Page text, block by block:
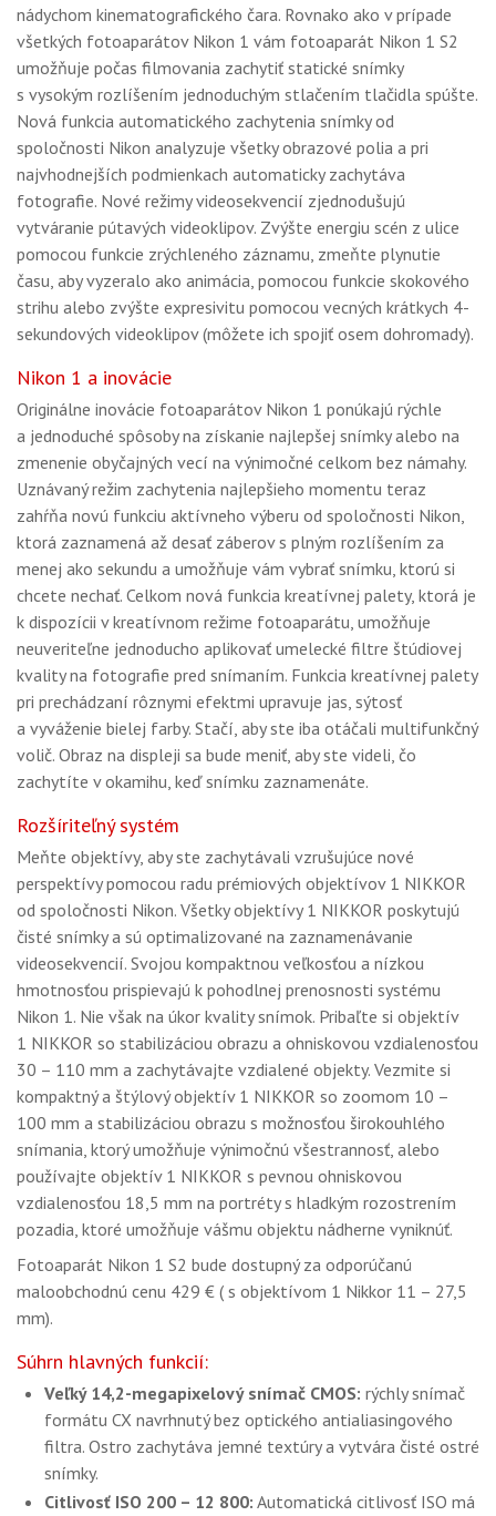
nádychom kinematografického čara. Rovnako ako v prípade
všetkých fotoaparátov Nikon 1 vám fotoaparát Nikon 1 S2
umožňuje počas filmovania zachytiť statické snímky
s vysokým rozlíšením jednoduchým stlačením tlačidla spúšte.
Nová funkcia automatického zachytenia snímky od
spoločnosti Nikon analyzuje všetky obrazové polia a pri
najvhodnejších podmienkach automaticky zachytáva
fotografie. Nové režimy videosekvencií zjednodušujú
vytváranie pútavých videoklipov. Zvýšte energiu scén z ulice
pomocou funkcie zrýchleného záznamu, zmeňte plynutie
času, aby vyzeralo ako animácia, pomocou funkcie skokového
strihu alebo zvýšte expresivitu pomocou vecných krátkych 4-
sekundových videoklipov (môžete ich spojiť osem dohromady).
Nikon 1 a inovácie
Originálne inovácie fotoaparátov Nikon 1 ponúkajú rýchle
a jednoduché spôsoby na získanie najlepšej snímky alebo na
zmenenie obyčajných vecí na výnimočné celkom bez námahy.
Uznávaný režim zachytenia najlepšieho momentu teraz
zahŕňa novú funkciu aktívneho výberu od spoločnosti Nikon,
ktorá zaznamená až desať záberov s plným rozlíšením za
menej ako sekundu a umožňuje vám vybrať snímku, ktorú si
chcete nechať. Celkom nová funkcia kreatívnej palety, ktorá je
k dispozícii v kreatívnom režime fotoaparátu, umožňuje
neuveriteľne jednoducho aplikovať umelecké filtre štúdiovej
kvality na fotografie pred snímaním. Funkcia kreatívnej palety
pri prechádzaní rôznymi efektmi upravuje jas, sýtosť
a vyváženie bielej farby. Stačí, aby ste iba otáčali multifunkčný
volič. Obraz na displeji sa bude meniť, aby ste videli, čo
zachytíte v okamihu, keď snímku zaznamenáte.
Rozšíriteľný systém
Meňte objektívy, aby ste zachytávali vzrušujúce nové
perspektívy pomocou radu prémiových objektívov 1 NIKKOR
od spoločnosti Nikon. Všetky objektívy 1 NIKKOR poskytujú
čisté snímky a sú optimalizované na zaznamenávanie
videosekvencií. Svojou kompaktnou veľkosťou a nízkou
hmotnosťou prispievajú k pohodlnej prenosnosti systému
Nikon 1. Nie však na úkor kvality snímok. Pribaľte si objektív
1 NIKKOR so stabilizáciou obrazu a ohniskovou vzdialenosťou
30 – 110 mm a zachytávajte vzdialené objekty. Vezmite si
kompaktný a štýlový objektív 1 NIKKOR so zoomom 10 –
100 mm a stabilizáciou obrazu s možnosťou širokouhlého
snímania, ktorý umožňuje výnimočnú všestrannosť, alebo
používajte objektív 1 NIKKOR s pevnou ohniskovou
vzdialenosťou 18,5 mm na portréty s hladkým rozostrením
pozadia, ktoré umožňuje vášmu objektu nádherne vyniknúť.
Fotoaparát Nikon 1 S2 bude dostupný za odporúčanú
maloobchodnú cenu 429 € ( s objektívom 1 Nikkor 11 – 27,5
mm).
Súhrn hlavných funkcií:
Veľký 14,2-megapixelový snímač CMOS: rýchly snímač
formátu CX navrhnutý bez optického antialiasingového
filtra. Ostro zachytáva jemné textúry a vytvára čisté ostré
snímky.
Citlivosť ISO 200 – 12 800: Automatická citlivosť ISO má